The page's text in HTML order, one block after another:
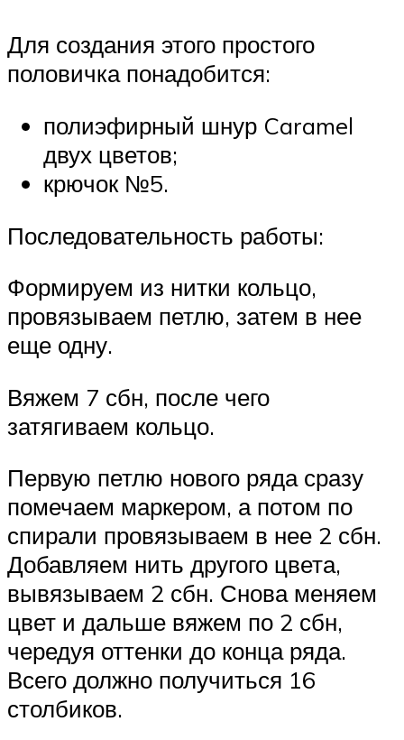
Для создания этого простого
половичка понадобится:
полиэфирный шнур Caramel
двух цветов;
крючок №5.
Последовательность работы:
Формируем из нитки кольцо,
провязываем петлю, затем в нее
еще одну.
Вяжем 7 сбн, после чего
затягиваем кольцо.
Первую петлю нового ряда сразу
помечаем маркером, а потом по
спирали провязываем в нее 2 сбн.
Добавляем нить другого цвета,
вывязываем 2 сбн. Снова меняем
цвет и дальше вяжем по 2 сбн,
чередуя оттенки до конца ряда.
Всего должно получиться 16
столбиков.